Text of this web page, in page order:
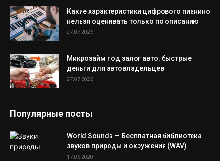
Какие характеристики цифрового пианино
нельзя оценивать только по описанию
27.07.2026
Микрозайм под залог авто: быстрые
деньги для автовладельцев
27.07.2026
Популярные посты
World Sounds — Бесплатная библиотека
звуков природы и окружения (WAV)
17.06.2020